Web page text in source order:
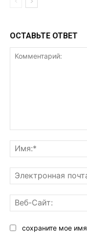
ОСТАВЬТЕ ОТВЕТ
сохраните мое